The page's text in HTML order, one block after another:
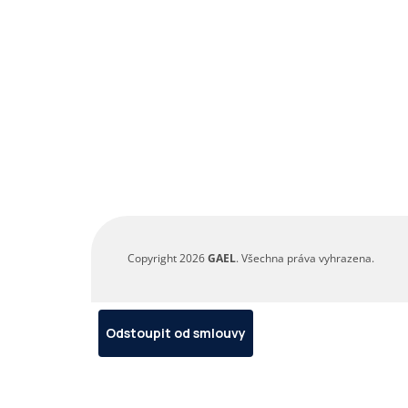
Copyright 2026GAEL. Všechna práva vyhrazena.
Odstoupit od smlouvy